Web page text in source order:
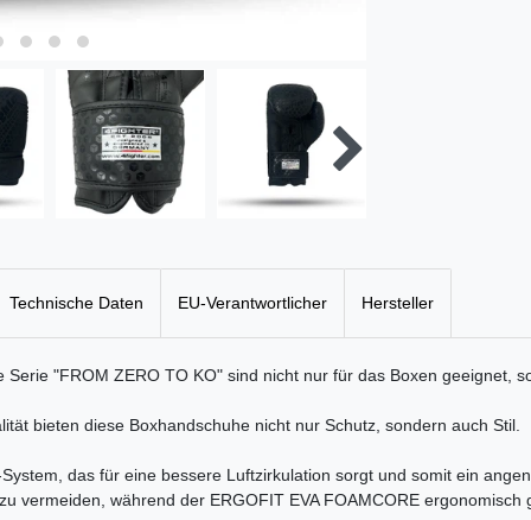
Technische Daten EU-Verantwortlicher Hersteller
"FROM ZERO TO KO" sind nicht nur für das Boxen geeignet,
bieten diese Boxhandschuhe nicht nur Schutz, sondern auch Stil.
das für eine bessere Luftzirkulation sorgt und somit ein
vermeiden, während der ERGOFIT EVA FOAMCORE